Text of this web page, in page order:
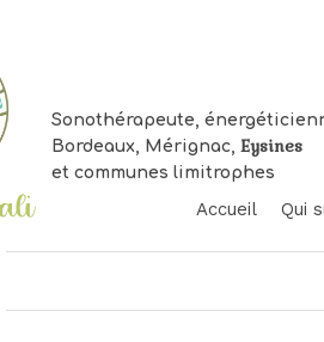
Sonothérapeute,
Bordeaux, Mérignac, Eysines
et communes limitrophes
Accueil Qui